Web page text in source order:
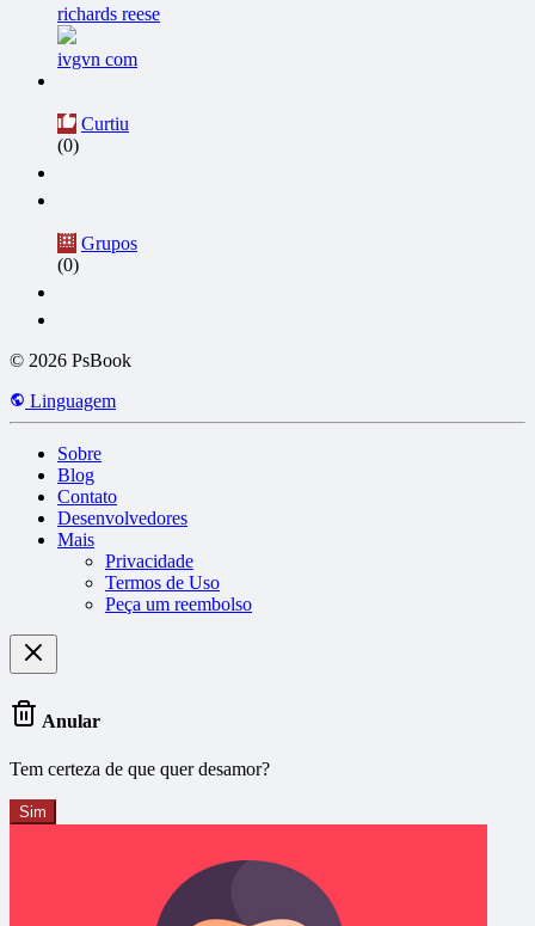
richards reese
ivgvn com
Curtiu
(0)
Grupos
(0)
© 2026 PsBook
Linguagem
Sobre
Blog
Contato
Desenvolvedores
Mais
Privacidade
Termos de Uso
Peça um reembolso
Anular
Tem certeza de que quer desamor?
Sim